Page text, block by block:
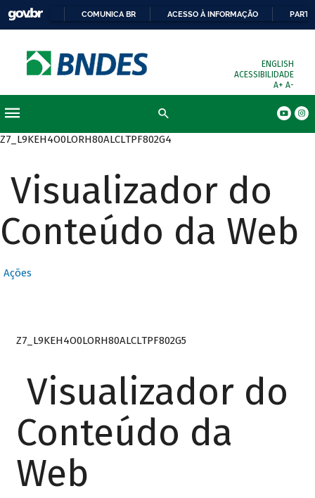
COMUNICA BR ACESSO À INFORMAÇÃO
ENGLISH
ACESSIBILIDADE
A+ A-
Z7_L9KEH4O0LORH80ALCLTPF802G4
Visualizador do
Conteúdo da Web
Ações
Z7_L9KEH4O0LORH80ALCLTPF802G5
Visualizador do
Conteúdo da
Web